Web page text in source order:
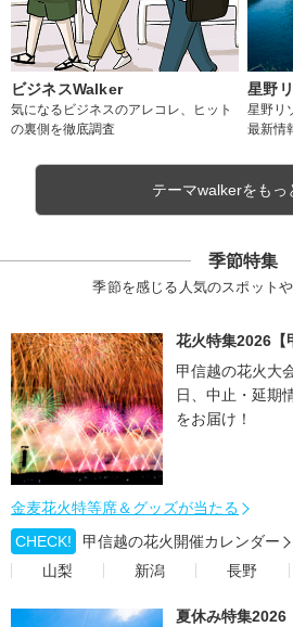
ビジネスWalker
気になるビジネスのアレコレ、ヒット
の裏側を徹底調査
星野
星野リ
最新情
テーマwalkerをもっ
季節特集
季節を感じる人気のスポット
花火特集2026【
甲信越の花火大
日、中止・延期
をお届け！
金麦花火特等席＆グッズが当たる
CHECK!
甲信越の花火開催カレンダー
山梨
新潟 長野
夏休み特集2026